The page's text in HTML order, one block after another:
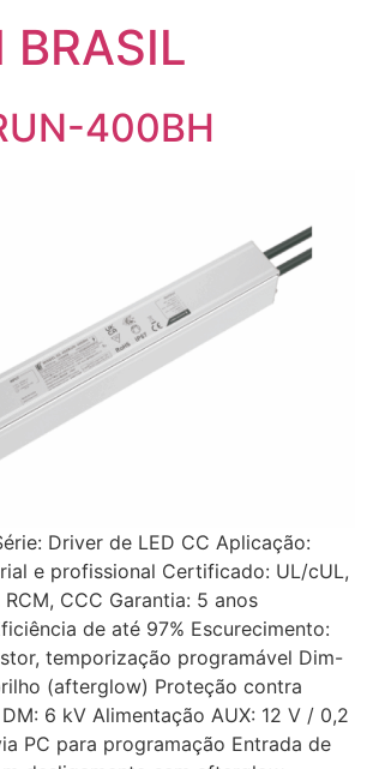
BRASIL
400BH
Driver de LED CC Aplicação:
e profissional Certificado: UL/cUL,
RCM, CCC Garantia: 5 anos
de até 97% Escurecimento:
temporização programável Dim-
(afterglow) Proteção contra
6 kV Alimentação AUX: 12 V / 0,2
PC para programação Entrada de